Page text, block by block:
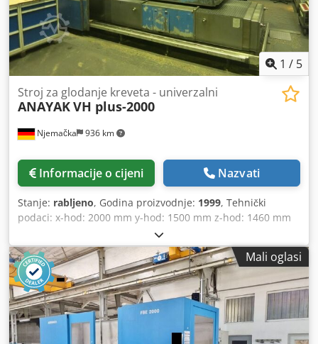
1 / 5
Njemačka 936 km
Stroj za glodanje kreveta - univerzalni
ANAYAKVH plus-2000
Informacije o cijeni Nazvati
Stanje: rabljeno, Godina proizvodnje: 1999, Tehnički
podaci: x-hod: 2000 mm y-hod: 1500 mm z-hod: 1460 mm
Motor glavnog vretena: 35/30 kW Prihvat vretena ISO: 50
Brzina vretena: 24 - 3000 o/min Dkedpfx Akov Rdzbeksr
Stolna površina: 1350 x 1550 mm Nosivost stola: 6 t Brzina
pomaka: 10 - 3000 mm/min Brzina brzohoda: 10 m/min
Ukupna snaga: 48 kW Težina stroja cca: 24 t s CNC
upravljanjem HEIDENHAIN TNC 426 B-os stol, okretni 360°
Vodoravna - okomito automatski zakretna glava za glodanje
razna dodatna oprema
Mali oglasi